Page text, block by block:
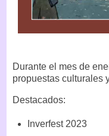
Durante el mes de
propuestas culturales
Destacados:
Inverfest 2023